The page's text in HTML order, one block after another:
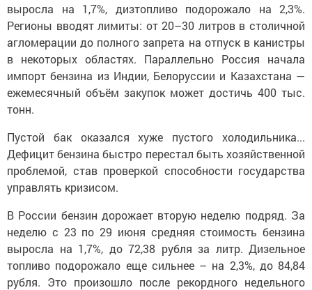
выросла на 1,7%, дизтопливо подорожало на 2,3%.
Регионы вводят лимиты: от 20–30 литров в столичной
агломерации до полного запрета на отпуск в канистры
в некоторых областях. Параллельно Россия начала
импорт бензина из Индии, Белоруссии и Казахстана —
ежемесячный объём закупок может достичь 400 тыс.
тонн.
Пустой бак оказался хуже пустого холодильника...
Дефицит бензина быстро перестал быть хозяйственной
проблемой, став проверкой способности государства
управлять кризисом.
В России бензин дорожает вторую неделю подряд. За
неделю с 23 по 29 июня средняя стоимость бензина
выросла на 1,7%, до 72,38 рубля за литр. Дизельное
топливо подорожало еще сильнее – на 2,3%, до 84,84
рубля. Это произошло после рекордного недельного